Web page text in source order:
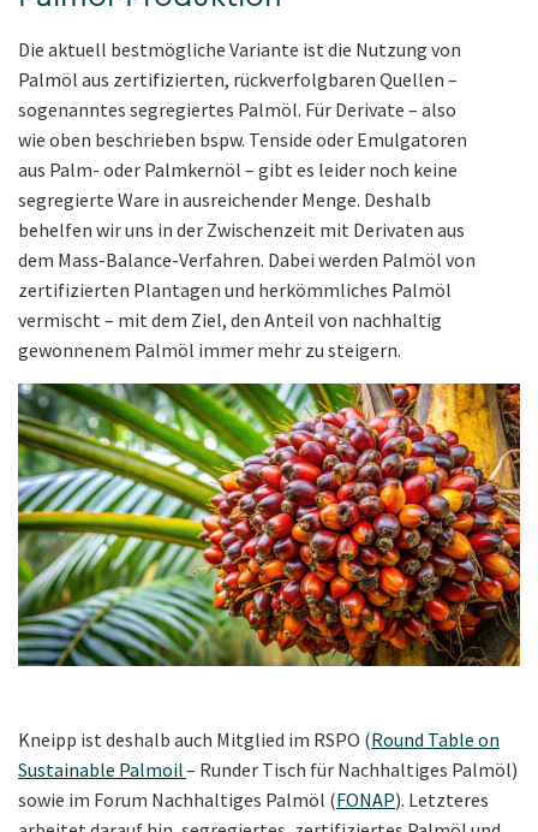
Die aktuell bestmögliche Variante ist die Nutzung von
Palmöl aus zertifizierten, rückverfolgbaren Quellen –
sogenanntes segregiertes Palmöl. Für Derivate – also
wie oben beschrieben bspw. Tenside oder Emulgatoren
aus Palm- oder Palmkernöl – gibt es leider noch keine
segregierte Ware in ausreichender Menge. Deshalb
behelfen wir uns in der Zwischenzeit mit Derivaten aus
dem Mass-Balance-Verfahren. Dabei werden Palmöl von
zertifizierten Plantagen und herkömmliches Palmöl
vermischt – mit dem Ziel, den Anteil von nachhaltig
gewonnenem Palmöl immer mehr zu steigern.
Kneipp ist deshalb auch Mitglied im RSPO (Round Table on
Sustainable Palmoil– Runder Tisch für Nachhaltiges Palmöl)
sowie im Forum Nachhaltiges Palmöl (FONAP). Letzteres